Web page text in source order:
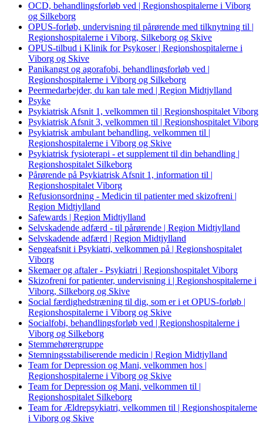
OCD, behandlingsforløb ved | Regionshospitalerne i Viborg
og Silkeborg
OPUS-forløb, undervisning til pårørende med tilknytning til |
Regionshospitalerne i Viborg, Silkeborg og Skive
OPUS-tilbud i Klinik for Psykoser | Regionshospitalerne i
Viborg og Skive
Panikangst og agorafobi, behandlingsforløb ved |
Regionshospitalerne i Viborg og Silkeborg
Peermedarbejder, du kan tale med | Region Midtjylland
Psyke
Psykiatrisk Afsnit 1, velkommen til | Regionshospitalet Viborg
Psykiatrisk Afsnit 3, velkommen til | Regionshospitalet Viborg
Psykiatrisk ambulant behandling, velkommen til |
Regionshospitalerne i Viborg og Skive
Psykiatrisk fysioterapi - et supplement til din behandling |
Regionshospitalet Silkeborg
Pårørende på Psykiatrisk Afsnit 1, information til |
Regionshospitalet Viborg
Refusionsordning - Medicin til patienter med skizofreni |
Region Midtjylland
Safewards | Region Midtjylland
Selvskadende adfærd - til pårørende | Region Midtjylland
Selvskadende adfærd | Region Midtjylland
Sengeafsnit i Psykiatri, velkommen på | Regionshospitalet
Viborg
Skemaer og aftaler - Psykiatri | Regionshospitalet Viborg
Skizofreni for patienter, undervisning i | Regionshospitalerne i
Viborg, Silkeborg og Skive
Social færdighedstræning til dig, som er i et OPUS-forløb |
Regionshospitalerne i Viborg og Skive
Socialfobi, behandlingsforløb ved | Regionshospitalerne i
Viborg og Silkeborg
Stemmehørergruppe
Stemningsstabiliserende medicin | Region Midtjylland
Team for Depression og Mani, velkommen hos |
Regionshospitalerne i Viborg og Skive
Team for Depression og Mani, velkommen til |
Regionshospitalet Silkeborg
Team for Ældrepsykiatri, velkommen til | Regionshospitalerne
i Viborg og Skive